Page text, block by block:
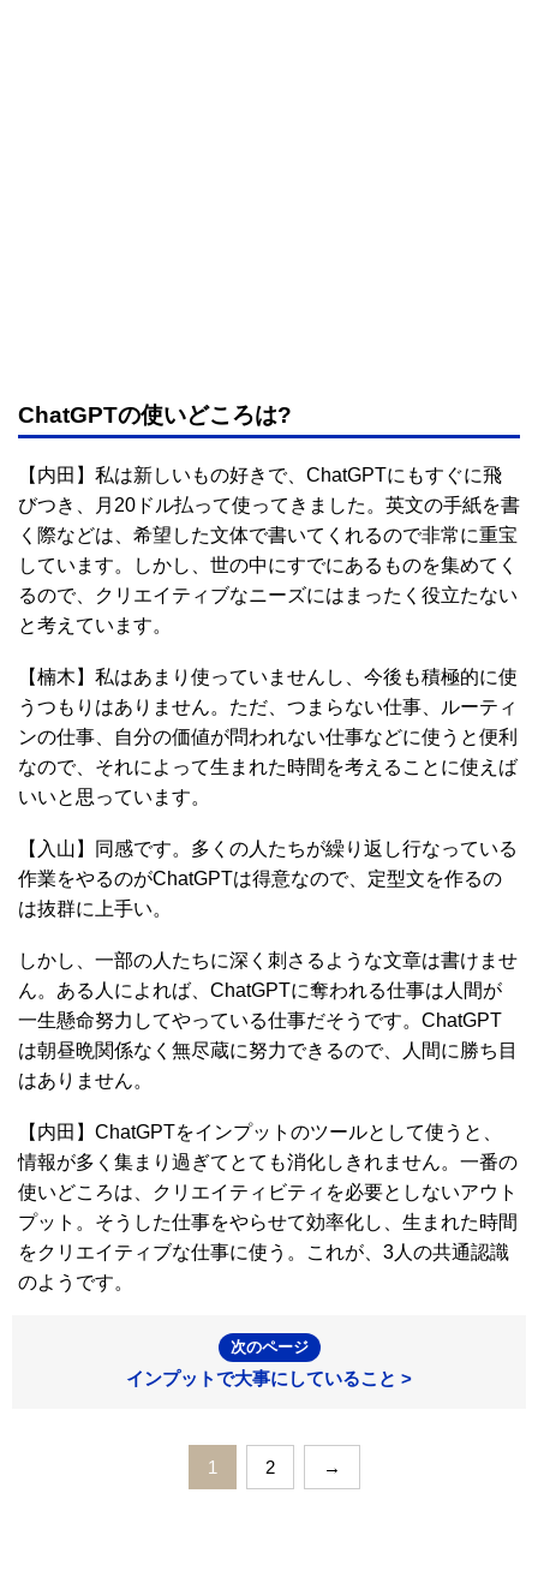
ChatGPTの使いどころは?
【内田】私は新しいもの好きで、ChatGPTにもすぐに飛
びつき、月20ドル払って使ってきました。英文の手紙を書
く際などは、希望した文体で書いてくれるので非常に重宝
しています。しかし、世の中にすでにあるものを集めてく
るので、クリエイティブなニーズにはまったく役立たない
と考えています。
【楠木】私はあまり使っていませんし、今後も積極的に使
うつもりはありません。ただ、つまらない仕事、ルーティ
ンの仕事、自分の価値が問われない仕事などに使うと便利
なので、それによって生まれた時間を考えることに使えば
いいと思っています。
【入山】同感です。多くの人たちが繰り返し行なっている
作業をやるのがChatGPTは得意なので、定型文を作るの
は抜群に上手い。
しかし、一部の人たちに深く刺さるような文章は書けませ
ん。ある人によれば、ChatGPTに奪われる仕事は人間が
一生懸命努力してやっている仕事だそうです。ChatGPT
は朝昼晩関係なく無尽蔵に努力できるので、人間に勝ち目
はありません。
【内田】ChatGPTをインプットのツールとして使うと、
情報が多く集まり過ぎてとても消化しきれません。一番の
使いどころは、クリエイティビティを必要としないアウト
プット。そうした仕事をやらせて効率化し、生まれた時間
をクリエイティブな仕事に使う。これが、3人の共通認識
のようです。
次のページ
インプットで大事にしていること >
1 2 →